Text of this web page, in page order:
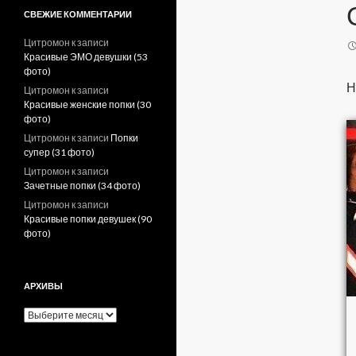
СВЕЖИЕ КОММЕНТАРИИ
Цитромон к записи
Красивые ЭМО девушки (53
фото)
Цитромон к записи
Красивые женские попки (30
фото)
Цитромон к записи Попки
супер (31 фото)
Цитромон к записи
Зачетные попки (34 фото)
Цитромон к записи
Красивые попки девушек (90
фото)
АРХИВЫ
А